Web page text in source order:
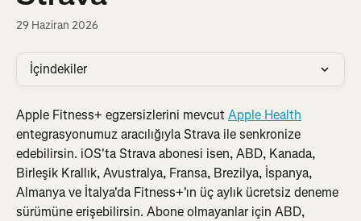
29 Haziran 2026
İçindekiler
Apple Fitness+ egzersizlerini mevcut Apple Health
entegrasyonumuz aracılığıyla Strava ile senkronize
edebilirsin. iOS'ta Strava abonesi isen, ABD, Kanada,
Birleşik Krallık, Avustralya, Fransa, Brezilya, İspanya,
Almanya ve İtalya'da Fitness+'ın üç aylık ücretsiz deneme
sürümüne erişebilirsin. Abone olmayanlar için ABD,